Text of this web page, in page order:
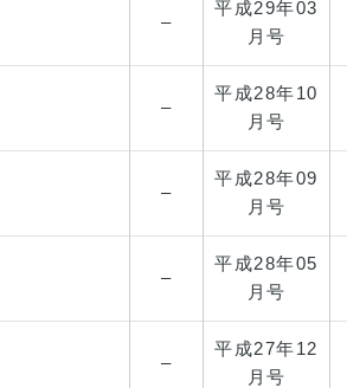
–
平成29年03
月号
–
平成28年10
月号
–
平成28年09
月号
–
平成28年05
月号
–
平成27年12
月号